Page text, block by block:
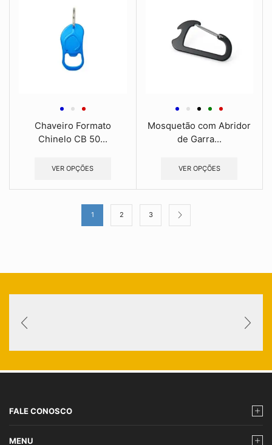
Chaveiro Formato
Chinelo CB 50...
VER OPÇÕES
Mosquetão com Abridor
de Garra...
VER OPÇÕES
1 2 3
FALE CONOSCO
MENU